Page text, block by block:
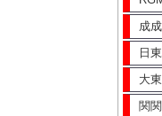
成
日
大
関